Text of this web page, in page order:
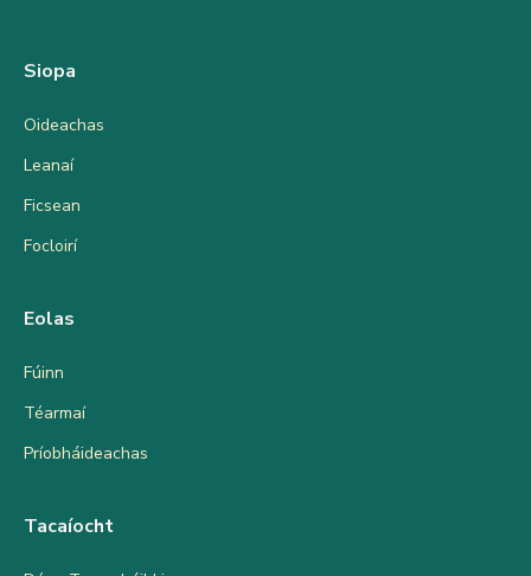
Siopa
Oideachas
Leanaí
Ficsean
Focloirí
Eolas
Fúinn
Téarmaí
Príobháideachas
Tacaíocht